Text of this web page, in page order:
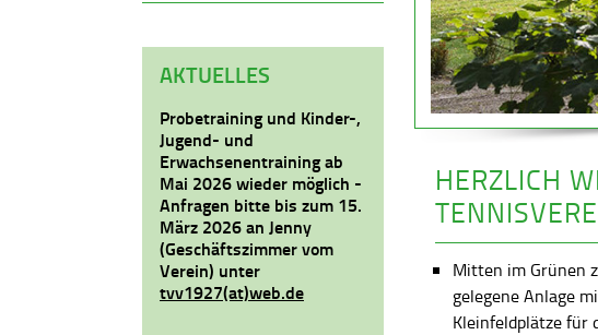
AKTUELLES
Probetraining und Kinder-,
Jugend- und
Erwachsenentraining ab
Mai 2026 wieder möglich -
Anfragen bitte bis zum 15.
März 2026 an Jenny
(Geschäftszimmer vom
Verein) unter
tvv1927(at)web.de
HERZLICH
Mitten im Grünen
gelegene Anlage
Kleinfeldplätze für